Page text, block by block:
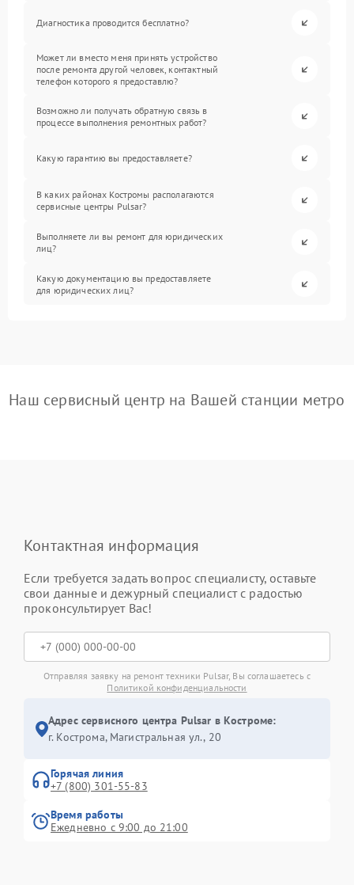
Диагностика проводится бесплатно?
Может ли вместо меня принять устройство
после ремонта другой человек, контактный
телефон которого я предоставлю?
Возможно ли получать обратную связь в
процессе выполнения ремонтных работ?
Какую гарантию вы предоставляете?
В каких районах Костромы располагаются
сервисные центры Pulsar?
Выполняете ли вы ремонт для юридических
лиц?
Какую документацию вы предоставляете
для юридических лиц?
Наш сервисный центр на Вашей станции метро
Контактная информация
Если требуется задать вопрос специалисту, оставьте
свои данные и дежурный специалист с радостью
проконсультирует Вас!
Отправляя заявку на ремонт техники Pulsar, Вы соглашаетесь с
Политикой конфиденциальности
Адрес сервисного центра Pulsar в Костроме:
г. Кострома, Магистральная ул., 20
Горячая линия
+7 (800) 301-55-83
Время работы
Ежедневно с 9:00 до 21:00